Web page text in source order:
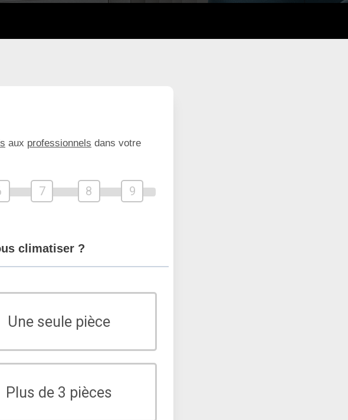
aux professionnels dans votre
7 8 9
climatiser ?
Une seule pièce
Plus de 3 pièces